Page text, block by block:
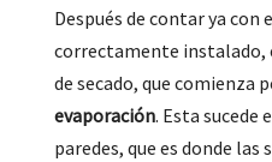
Después de contar ya con
correctamente instalado,
de secado, que comienza
evaporación. Esta sucede
paredes, que es donde las